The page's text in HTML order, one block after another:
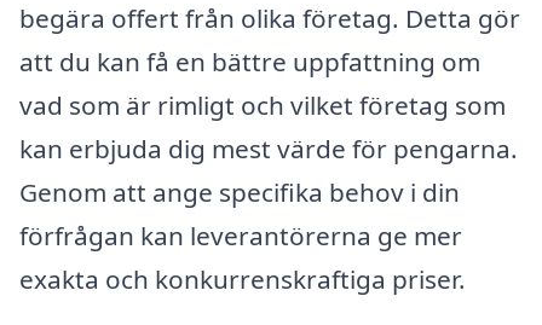
begära offert från olika företag. Detta gör
att du kan få en bättre uppfattning om
vad som är rimligt och vilket företag som
kan erbjuda dig mest värde för pengarna.
Genom att ange specifika behov i din
förfrågan kan leverantörerna ge mer
exakta och konkurrenskraftiga priser.